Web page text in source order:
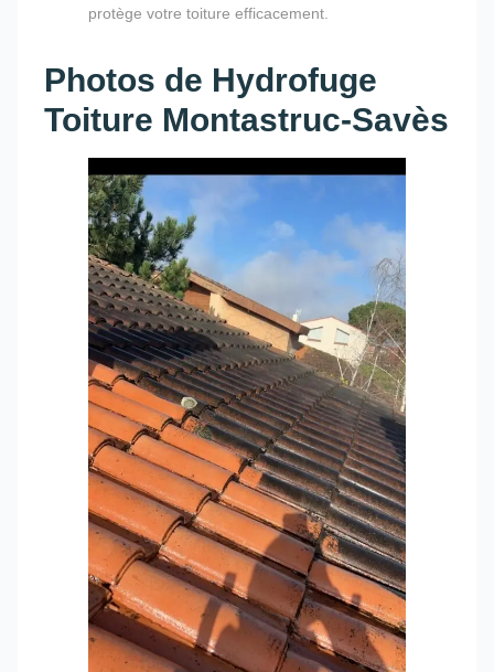
protège votre toiture efficacement.
Photos de Hydrofuge
Toiture Montastruc-Savès